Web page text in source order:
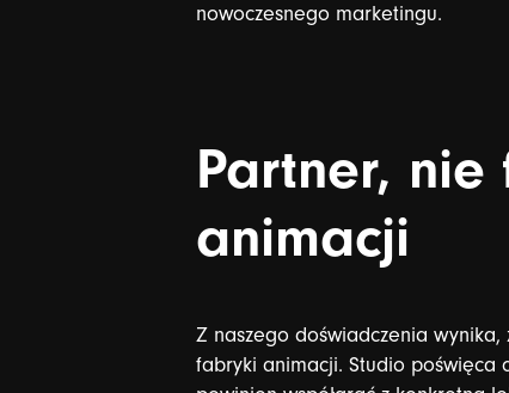
nowoczesnego marketingu.
Partner, nie
animacji
Z naszego doświadczenia wynika,
fabryki animacji. Studio poświęca